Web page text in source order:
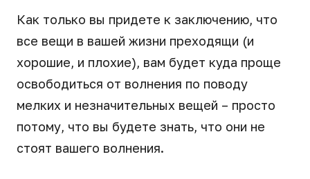
Как только вы придете к заключению, что
все вещи в вашей жизни преходящи (и
хорошие, и плохие), вам будет куда проще
освободиться от волнения по поводу
мелких и незначительных вещей – просто
потому, что вы будете знать, что они не
стоят вашего волнения.